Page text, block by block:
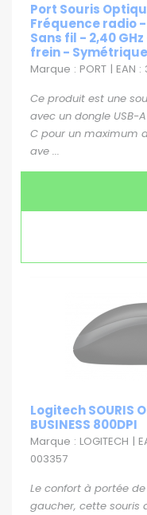
Port Souris
Fréquence radio -
Sans fil - 2,40
frein - Symétrique
Marque : PORT | EAN
Ce produit est une
avec un dongle USB-
C pour un maximum
ave ...
Logitech SOURIS
BUSINESS 800DPI
Marque : LOGITECH |
003357
Le confort à portée
gaucher, cette souris